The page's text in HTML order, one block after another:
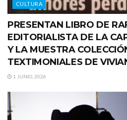
CULTURA
PRESENTAN LIBRO DE
EDITORIALISTA DE LA
Y LA MUESTRA
TEXTIMONIALES DE
1 JUNIO, 2026